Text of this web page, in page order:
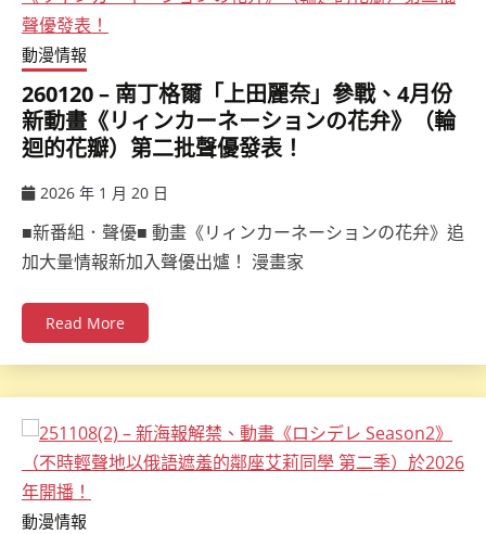
動漫情報
260120 – 南丁格爾「上田麗奈」參戰、4月份
新動畫《リィンカーネーションの花弁》（輪
迴的花瓣）第二批聲優發表！
2026 年 1 月 20 日
■新番組．聲優■ 動畫《リィンカーネーションの花弁》追
加大量情報新加入聲優出爐！ 漫畫家
Read More
動漫情報